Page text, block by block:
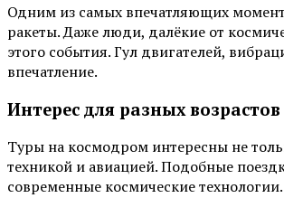
Одним из самых впечатляющих
ракеты. Даже люди, далёкие от
этого события. Гул двигателей,
впечатление.
Интерес для разных возрастов
Туры на космодром интересны не
техникой и авиацией. Подобные
современные космические технологии.